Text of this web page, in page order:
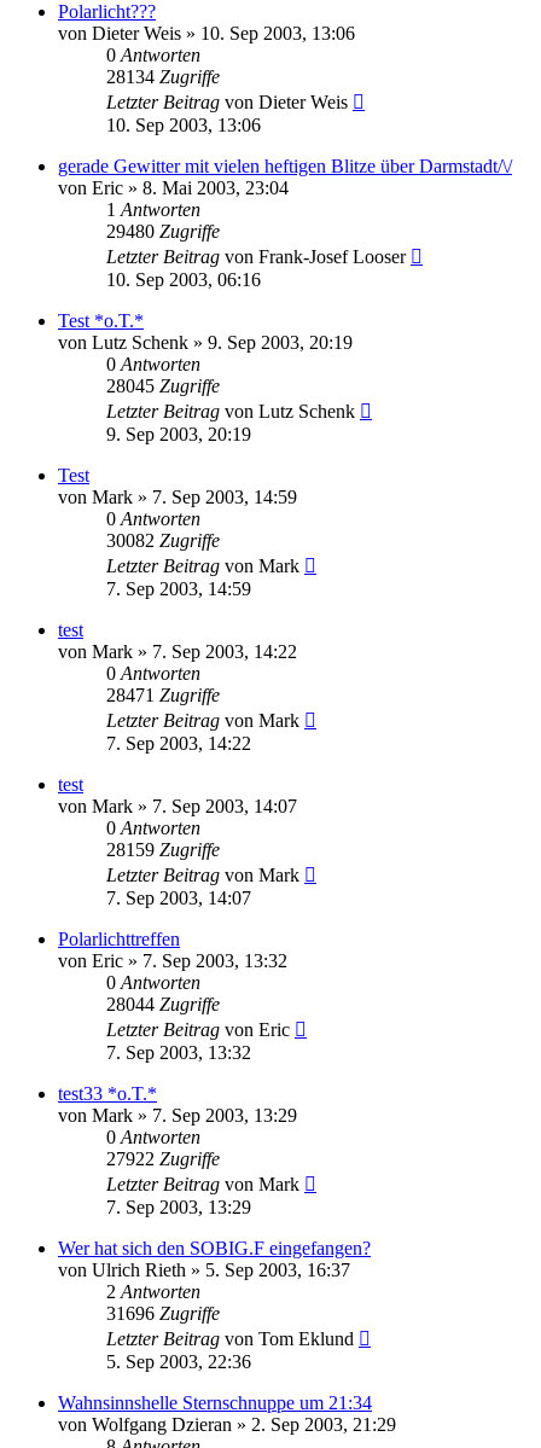
Polarlicht???
von Dieter Weis » 10. Sep 2003, 13:06
0 Antworten
28134 Zugriffe
Letzter Beitrag von Dieter Weis
10. Sep 2003, 13:06
gerade Gewitter mit vielen heftigen Blitze über Darmstadt/\/
von Eric » 8. Mai 2003, 23:04
1 Antworten
29480 Zugriffe
Letzter Beitrag von Frank-Josef Looser
10. Sep 2003, 06:16
Test *o.T.*
von Lutz Schenk » 9. Sep 2003, 20:19
0 Antworten
28045 Zugriffe
Letzter Beitrag von Lutz Schenk
9. Sep 2003, 20:19
Test
von Mark » 7. Sep 2003, 14:59
0 Antworten
30082 Zugriffe
Letzter Beitrag von Mark
7. Sep 2003, 14:59
test
von Mark » 7. Sep 2003, 14:22
0 Antworten
28471 Zugriffe
Letzter Beitrag von Mark
7. Sep 2003, 14:22
test
von Mark » 7. Sep 2003, 14:07
0 Antworten
28159 Zugriffe
Letzter Beitrag von Mark
7. Sep 2003, 14:07
Polarlichttreffen
von Eric » 7. Sep 2003, 13:32
0 Antworten
28044 Zugriffe
Letzter Beitrag von Eric
7. Sep 2003, 13:32
test33 *o.T.*
von Mark » 7. Sep 2003, 13:29
0 Antworten
27922 Zugriffe
Letzter Beitrag von Mark
7. Sep 2003, 13:29
Wer hat sich den SOBIG.F eingefangen?
von Ulrich Rieth » 5. Sep 2003, 16:37
2 Antworten
31696 Zugriffe
Letzter Beitrag von Tom Eklund
5. Sep 2003, 22:36
Wahnsinnshelle Sternschnuppe um 21:34
von Wolfgang Dzieran » 2. Sep 2003, 21:29